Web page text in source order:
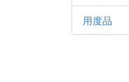
用度品